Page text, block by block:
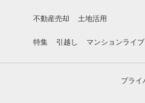
不動産売却 土地活用
特集 引越し マンションライ
プライ